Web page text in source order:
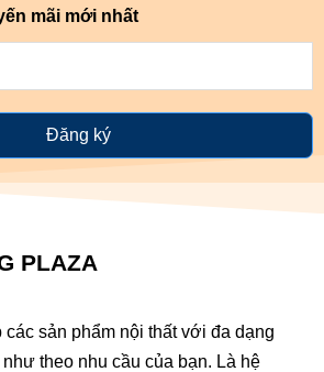
mãi mới nhất
Đăng ký
PLAZA
các sản phẩm nội thất với đa dạng
theo nhu cầu của bạn. Là hệ